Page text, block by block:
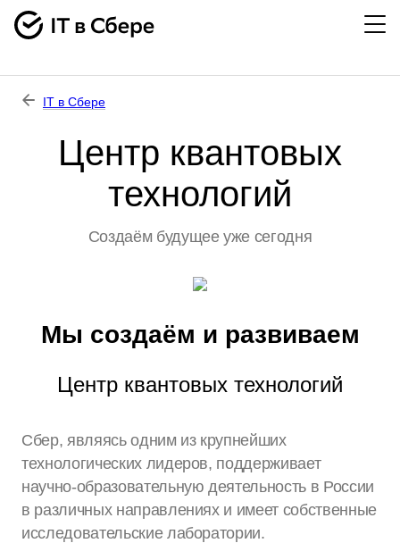
IT в Сбере
Центр квантовых
технологий
Создаём будущее уже сегодня
Мы создаём и развиваем
Центр квантовых технологий
Сбер, являясь одним из крупнейших
технологических лидеров, поддерживает
научно-образовательную деятельность в России
в различных направлениях и имеет собственные
исследовательские лаборатории.